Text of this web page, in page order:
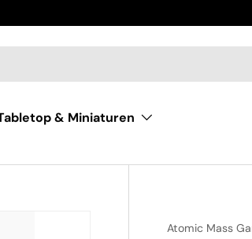
& Miniaturen
Atomic Mass